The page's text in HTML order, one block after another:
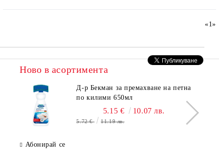
«1»
Ново в асортимента
Д-р Бекман за премахване на петна
по килими 650мл
5.15 € 10.07 лв.
5.72 € 11.19 лв.
Абонирай се